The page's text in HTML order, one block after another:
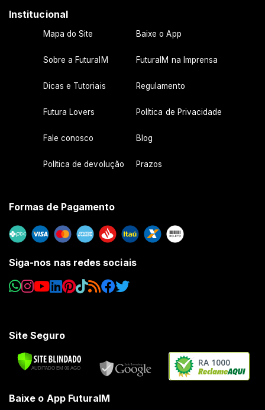
Institucional
Mapa do Site Baixe o App
Sobre a FuturaIM FuturaIM na Imprensa
Dicas e Tutoriais Regulamento
Futura Lovers Política de Privacidade
Fale conosco Blog
Política de devolução Prazos
Formas de Pagamento
Siga-nos nas redes sociais
Site Seguro
RA 1000
Baixe o App FuturaIM